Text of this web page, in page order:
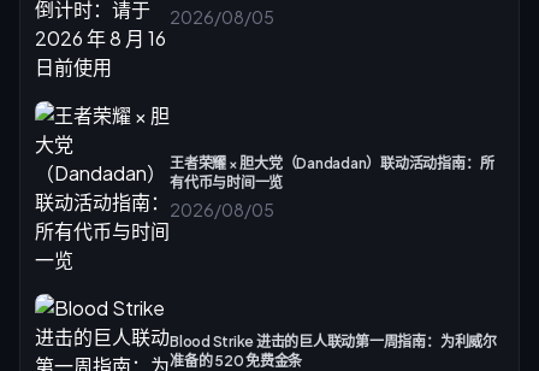
2026/08/05
王者荣耀 × 胆大党（Dandadan）联动活动指南：所
有代币与时间一览
2026/08/05
Blood Strike 进击的巨人联动第一周指南：为利威尔
准备的 520 免费金条